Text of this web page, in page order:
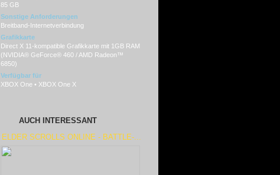
85 GB
Sonstige Anforderungen
Breitband-Internetverbindung
Grafikkarte
Direct X 11-kompatible Grafikkarte mit 1GB RAM
(NVIDIA® GeForce® 460 / AMD Radeon™
6850)
Verfügbar für
XBOX One • XBOX One X
AUCH INTERESSANT
ELDER SCROLLS ONLINE - BATTLE-...